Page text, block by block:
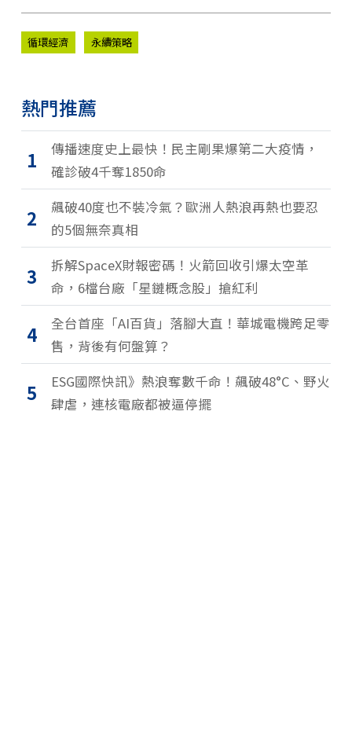
循環經濟 永續策略
熱門推薦
1
傳播速度史上最快！民主剛果爆第二大疫情，
確診破4千奪1850命
2
飆破40度也不裝冷氣？歐洲人熱浪再熱也要忍
的5個無奈真相
3
拆解SpaceX財報密碼！火箭回收引爆太空革
命，6檔台廠「星鏈概念股」搶紅利
4
全台首座「AI百貨」落腳大直！華城電機跨足零
售，背後有何盤算？
5
ESG國際快訊》熱浪奪數千命！飆破48°C、野火
肆虐，連核電廠都被逼停擺